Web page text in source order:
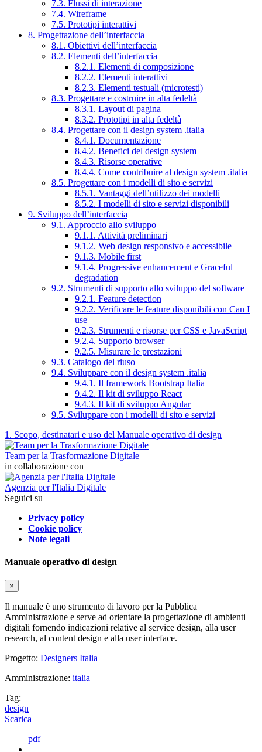
7.3. Flussi di interazione
7.4. Wireframe
7.5. Prototipi interattivi
8. Progettazione dell’interfaccia
8.1. Obiettivi dell’interfaccia
8.2. Elementi dell’interfaccia
8.2.1. Elementi di composizione
8.2.2. Elementi interattivi
8.2.3. Elementi testuali (microtesti)
8.3. Progettare e costruire in alta fedeltà
8.3.1. Layout di pagina
8.3.2. Prototipi in alta fedeltà
8.4. Progettare con il design system .italia
8.4.1. Documentazione
8.4.2. Benefici del design system
8.4.3. Risorse operative
8.4.4. Come contribuire al design system .italia
8.5. Progettare con i modelli di sito e servizi
8.5.1. Vantaggi dell’utilizzo dei modelli
8.5.2. I modelli di sito e servizi disponibili
9. Sviluppo dell’interfaccia
9.1. Approccio allo sviluppo
9.1.1. Attività preliminari
9.1.2. Web design responsivo e accessibile
9.1.3. Mobile first
9.1.4. Progressive enhancement e Graceful
degradation
9.2. Strumenti di supporto allo sviluppo del software
9.2.1. Feature detection
9.2.2. Verificare le feature disponibili con Can I
use
9.2.3. Strumenti e risorse per CSS e JavaScript
9.2.4. Supporto browser
9.2.5. Misurare le prestazioni
9.3. Catalogo del riuso
9.4. Sviluppare con il design system .italia
9.4.1. Il framework Bootstrap Italia
9.4.2. Il kit di sviluppo React
9.4.3. Il kit di sviluppo Angular
9.5. Sviluppare con i modelli di sito e servizi
1. Scopo, destinatari e uso del Manuale operativo di design
Team per la Trasformazione Digitale
in collaborazione con
Agenzia per l'Italia Digitale
Seguici su
Privacy policy
Cookie policy
Note legali
Manuale operativo di design
×
Il manuale è uno strumento di lavoro per la Pubblica
Amministrazione e serve ad orientare la progettazione di ambienti
digitali fornendo indicazioni relative al service design, alla user
research, al content design e alla user interface.
Progetto: Designers Italia
Amministrazione: italia
Tag:
design
Scarica
pdf